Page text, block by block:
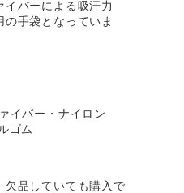
バーによる吸汗力
手袋となっていま
イバー・ナイロン
ム
欠品していても購入で